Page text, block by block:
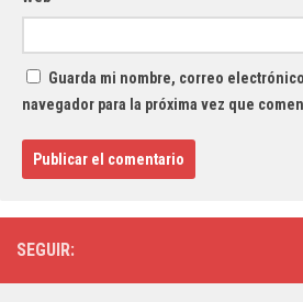
Guarda mi nombre, correo
navegador para la próxima vez que
SEGUIR: